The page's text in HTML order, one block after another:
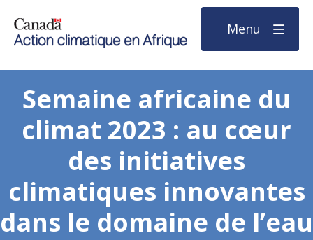
Menu
Semaine africaine du
climat 2023 : au cœur
des initiatives
climatiques innovantes
dans le domaine de l’eau